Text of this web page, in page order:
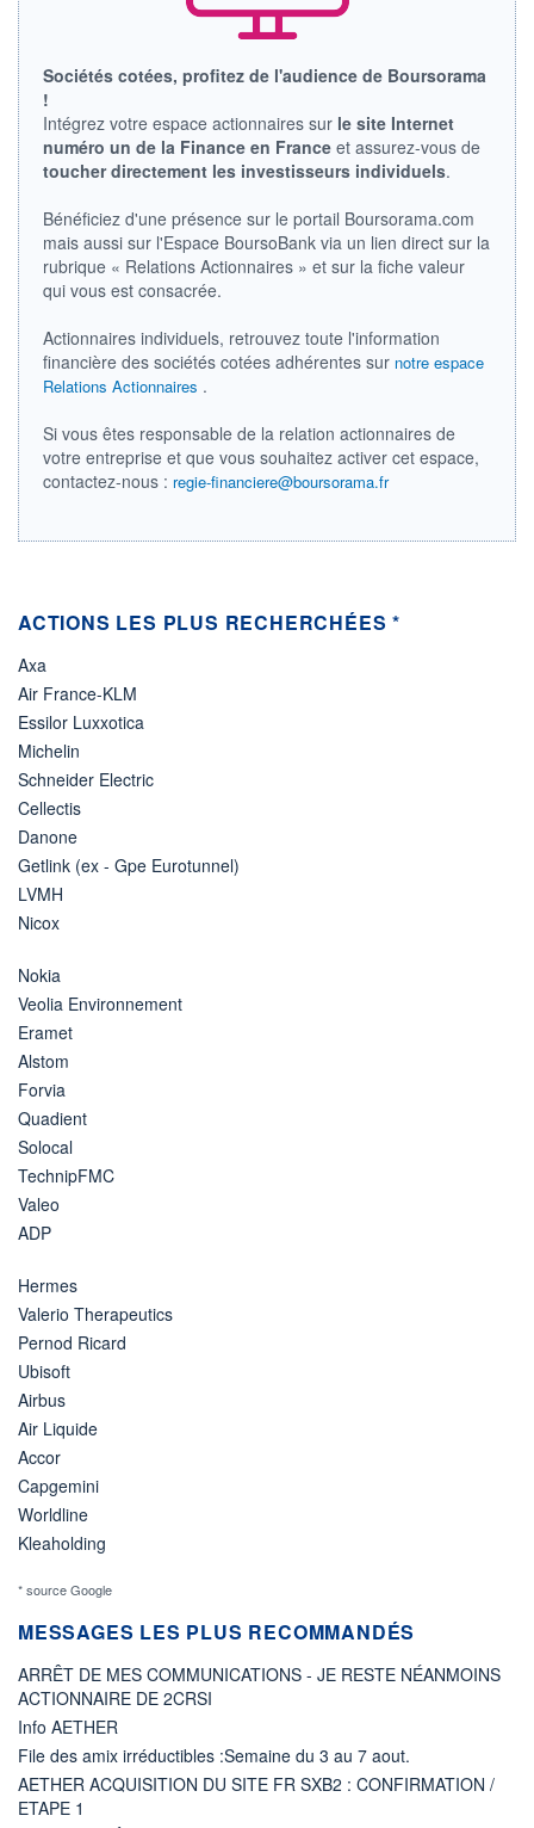
0,0000 0,0000
RENDEMENT
ESTIMÉ 2026
-
PER ESTIMÉ
2026
-
09.07.25 / 16:33:49
ÉLIGIBILITÉ
Non éligible
Boursobank
+ PORTEFEUILLE + LISTE
Sociétés cotées, profitez de l'audience de Boursorama
!
Intégrez votre espace actionnaires sur le site Internet
numéro un de la Finance en France et assurez-vous de
toucher directement les investisseurs individuels.
Bénéficiez d'une présence sur le portail Boursorama.com
mais aussi sur l'Espace BoursoBank via un lien direct sur la
rubrique « Relations Actionnaires » et sur la fiche valeur
qui vous est consacrée.
Actionnaires individuels, retrouvez toute l'information
financière des sociétés cotées adhérentes sur notre espace
Relations Actionnaires .
Si vous êtes responsable de la relation actionnaires de
votre entreprise et que vous souhaitez activer cet espace,
contactez-nous : regie-financiere@boursorama.fr
ACTIONS LES PLUS RECHERCHÉES *
Axa
Air France-KLM
Essilor Luxxotica
Michelin
Schneider Electric
Cellectis
Danone
Getlink (ex - Gpe Eurotunnel)
LVMH
Nicox
Nokia
Veolia Environnement
Eramet
Alstom
Forvia
Quadient
Solocal
TechnipFMC
Valeo
ADP
Hermes
Valerio Therapeutics
Pernod Ricard
Ubisoft
Airbus
Air Liquide
Accor
Capgemini
Worldline
Kleaholding
* source Google
MESSAGES LES PLUS RECOMMANDÉS
ARRÊT DE MES COMMUNICATIONS - JE RESTE NÉANMOINS
ACTIONNAIRE DE 2CRSI
Info AETHER
File des amix irréductibles :Semaine du 3 au 7 aout.
AETHER ACQUISITION DU SITE FR SXB2 : CONFIRMATION /
ETAPE 1